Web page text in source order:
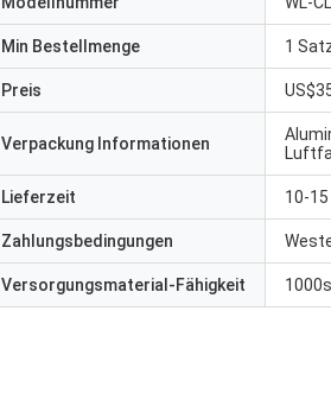
Min Bestellmenge 1
Preis
Verpackung Informationen
Lieferzeit 10-
Zahlungsbedingungen
Versorgungsmaterial-Fähigkeit